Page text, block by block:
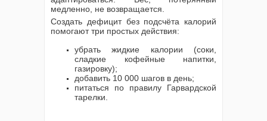
медленно, не возвращается.
Создать дефицит без подсчёта калорий
помогают три простых действия:
убрать жидкие калории (соки,
сладкие кофейные напитки,
газировку);
добавить 10 000 шагов в день;
питаться по правилу Гарвардской
тарелки.